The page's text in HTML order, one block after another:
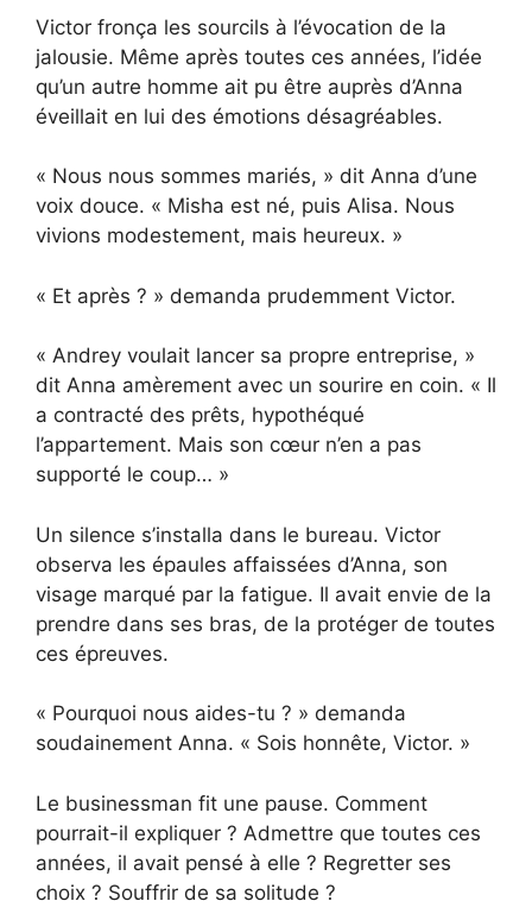
Victor fronça les sourcils à l’évocation de la
jalousie. Même après toutes ces années, l’idée
qu’un autre homme ait pu être auprès d’Anna
éveillait en lui des émotions désagréables.
« Nous nous sommes mariés, » dit Anna d’une
voix douce. « Misha est né, puis Alisa. Nous
vivions modestement, mais heureux. »
« Et après ? » demanda prudemment Victor.
« Andrey voulait lancer sa propre entreprise, »
dit Anna amèrement avec un sourire en coin. « Il
a contracté des prêts, hypothéqué
l’appartement. Mais son cœur n’en a pas
supporté le coup… »
Un silence s’installa dans le bureau. Victor
observa les épaules affaissées d’Anna, son
visage marqué par la fatigue. Il avait envie de la
prendre dans ses bras, de la protéger de toutes
ces épreuves.
« Pourquoi nous aides-tu ? » demanda
soudainement Anna. « Sois honnête, Victor. »
Le businessman fit une pause. Comment
pourrait-il expliquer ? Admettre que toutes ces
années, il avait pensé à elle ? Regretter ses
choix ? Souffrir de sa solitude ?